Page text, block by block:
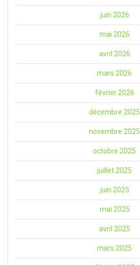
juin 2026
mai 2026
avril 2026
mars 2026
février 2026
décembre 2025
novembre 2025
octobre 2025
juillet 2025
juin 2025
mai 2025
avril 2025
mars 2025